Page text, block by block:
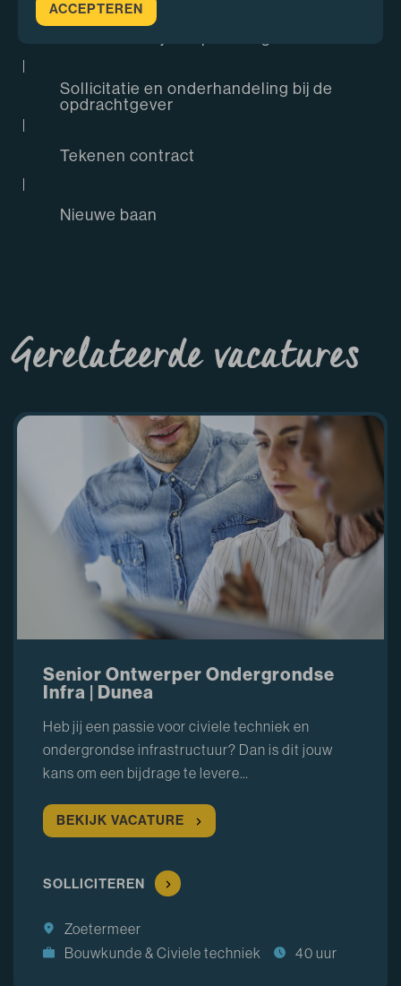
Sollicitatie en onderhandeling bij de
opdrachtgever
Tekenen contract
Nieuwe baan
Gerelateerde vacatures
Senior Ontwerper Ondergrondse
Infra | Dunea
Heb jij een passie voor civiele techniek en
ondergrondse infrastructuur? Dan is dit jouw
kans om een bijdrage te levere…
BEKIJK VACATURE
SOLLICITEREN
Zoetermeer
Bouwkunde & Civiele techniek
40 uur
ACCEPTEREN